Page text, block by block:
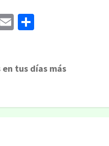
Email
en tus días más